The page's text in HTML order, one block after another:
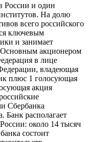
и один
На долю
всего российского
ключевым
и занимает
акционером
в лице
владеющая
плюс 1 голосующая
акция
Сбербанка
Банк располагает
около 14 тысяч
состоит